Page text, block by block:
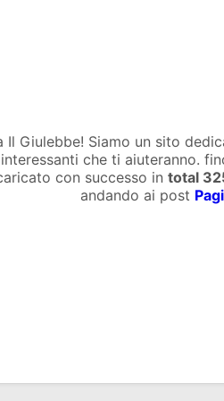
Il Giulebbe! Siamo un sito
che ti aiuteranno.
con successo in total
andando ai post